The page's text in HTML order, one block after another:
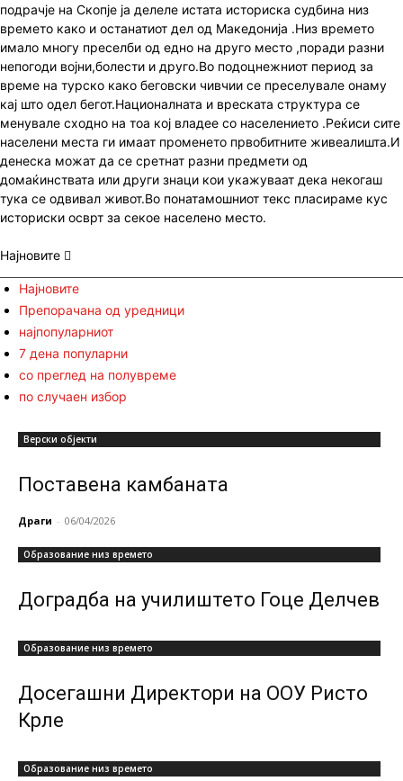
подрачје на Скопје ја делеле истата историска судбина низ
времето како и останатиот дел од Македонија .Низ времето
имало многу преселби од едно на друго место ,поради разни
непогоди војни,болести и друго.Во подоцнежниот период за
време на турско како беговски чивчии се преселувале онаму
кај што одел бегот.Националната и вреската структура се
менувале сходно на тоа кој владее со населението .Реќиси сите
населени места ги имаат променето првобитните живеалишта.И
денеска можат да се сретнат разни предмети од
домаќинствата или други знаци кои укажуваат дека некогаш
тука се одвивал живот.Во понатамошниот текс пласираме кус
историски осврт за секое населено место.
Најновите
Најновите
Препорачана од уредници
најпопуларниот
7 дена популарни
со преглед на полувреме
по случаен избор
Верски објекти
Поставена камбаната
Драги - 06/04/2026
Образование низ времето
Доградба на училиштето Гоце Делчев
Образование низ времето
Досегашни Директори на ООУ Ристо
Крле
Образование низ времето